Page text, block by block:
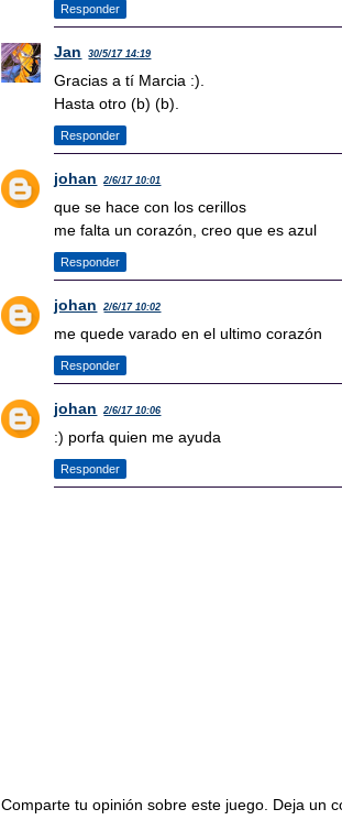
Responder
Jan 30/5/17 14:19
Gracias a tí Marcia :).
Hasta otro (b) (b).
Responder
johan 2/6/17 10:01
que se hace con los cerillos
me falta un corazón, creo que es azul
Responder
johan 2/6/17 10:02
me quede varado en el ultimo corazón
Responder
johan 2/6/17 10:06
:) porfa quien me ayuda
Responder
Comparte tu opinión sobre este juego. Deja un